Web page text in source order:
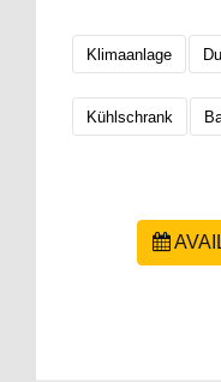
Klimaanlage
Kühlschrank